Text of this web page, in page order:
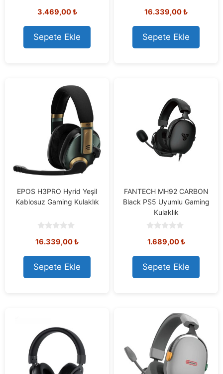
o
t
o
f
5
3.469,00₺
Sepete Ekle
o
t
o
f
5
16.339,00₺
Sepete Ekle
EPOS H3PRO Hyrid Yeşil
Kablosuz Gaming Kulaklık
o
t
o
f
5
16.339,00₺
Sepete Ekle
FANTECH MH92 CARBON
Black PS5 Uyumlu Gaming
Kulaklık
o
t
o
f
5
1.689,00₺
Sepete Ekle